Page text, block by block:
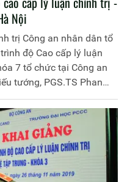
Nội
trị Công an nhân dân tổ
độ Cao cấp lý luận
7 tổ chức tại Công an
tướng, PGS.TS Phan
Chính trị CAND chủ trì